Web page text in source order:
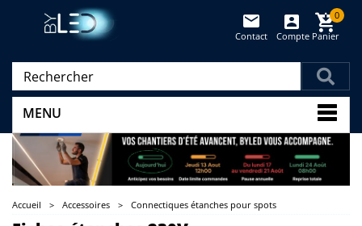
Panier
0
Compte
Contact
MENU
Accueil > Accessoires > Connectiques étanches pour spots